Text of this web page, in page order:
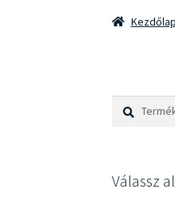
Kezdőlap
Keresés
Keresés
Válassz